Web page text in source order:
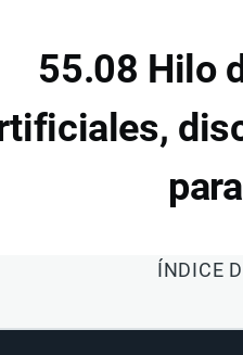
55.08 Hilo
ÍNDICE